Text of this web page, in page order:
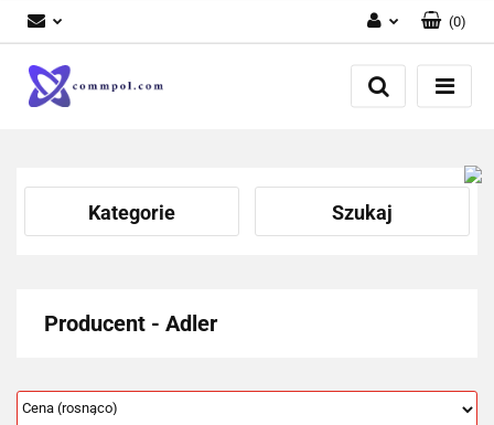
Zaloguj się
Zarejestruj się
(0)
Kategorie Szukaj
Producent - Adler